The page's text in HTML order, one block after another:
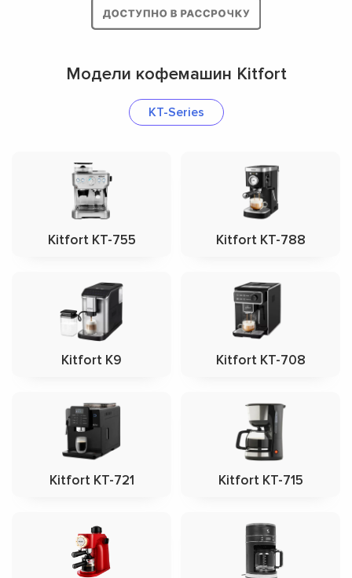
Модели кофемашин Kitfort
КТ-Series
Kitfort КТ-755 Kitfort КТ-788
Kitfort K9 Kitfort KT-708
Kitfort KT-721 Kitfort KT-715